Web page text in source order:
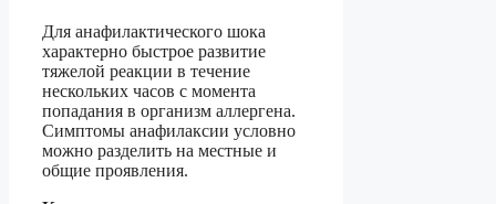
Для анафилактического шока
характерно быстрое развитие
тяжелой реакции в течение
нескольких часов с момента
попадания в организм аллергена.
Симптомы анафилаксии условно
можно разделить на местные и
общие проявления.